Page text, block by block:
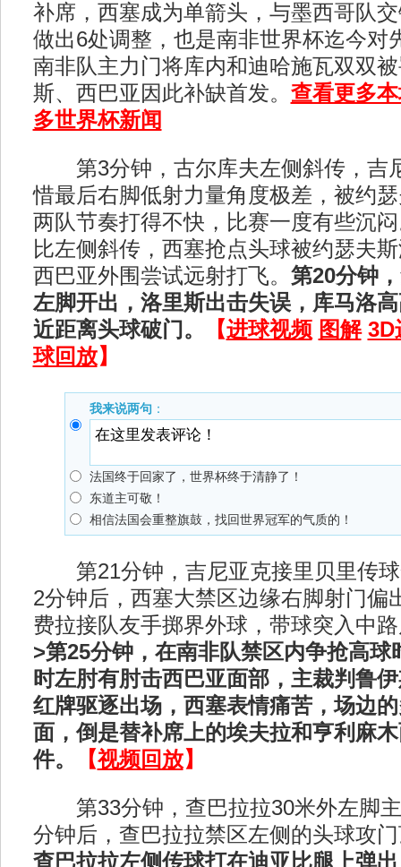
补席，西塞成为单箭头，与墨西哥队
做出6处调整，也是南非世界杯迄今对
南非队主力门将库内和迪哈施瓦双双
斯、西巴亚因此补缺首发。 查看更多
多世界杯新闻
第3分钟，古尔库夫左侧斜传，吉
惜最后右脚低射力量角度极差，被约
两队节奏打得不快，比赛一度有些沉
比左侧斜传，西塞抢点头球被约瑟夫
西巴亚外围尝试远射打飞。 第20分钟
左脚开出，洛里斯出击失误，库马洛
近距离头球破门。
【进球视频 图解 3D
球回放】
我来说两句 ：
法国终于回家了，世界杯终于清静了！
东道主可敬！
相信法国会重整旗鼓，找回世界冠军的气质的！
第21分钟，吉尼亚克接里贝里传球
2分钟后，西塞大禁区边缘右脚射门偏
费拉接队友手掷界外球，带球突入中
>第25分钟，在南非队禁区内争抢高球
时左肘有肘击西巴亚面部，主裁判鲁
红牌驱逐出场，西塞表情痛苦，场边
面，倒是替补席上的埃夫拉和亨利麻
件。
【视频回放】
第33分钟，查巴拉拉30米外左脚主
分钟后，查巴拉拉禁区左侧的头球攻
查巴拉拉左侧传球打在迪亚比腿上弹